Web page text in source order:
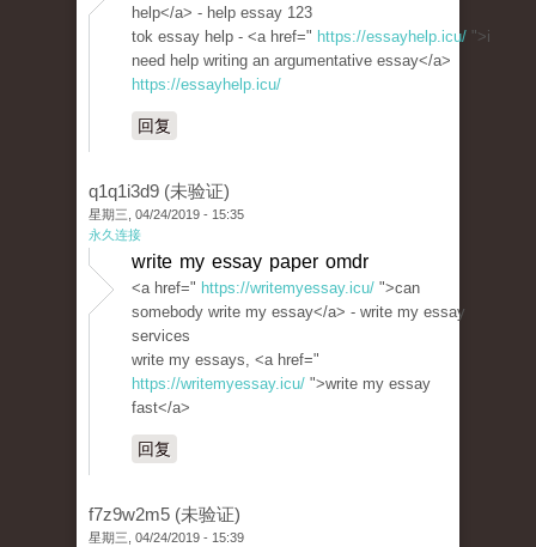
help</a> - help essay 123
tok essay help - <a href=" https://essayhelp.icu/ ">i
need help writing an argumentative essay</a>
https://essayhelp.icu/
回复
q1q1i3d9 (未验证)
星期三, 04/24/2019 - 15:35
永久连接
write my essay paper omdr
<a href=" https://writemyessay.icu/ ">can
somebody write my essay</a> - write my essay
services
write my essays, <a href="
https://writemyessay.icu/ ">write my essay
fast</a>
回复
f7z9w2m5 (未验证)
星期三, 04/24/2019 - 15:39